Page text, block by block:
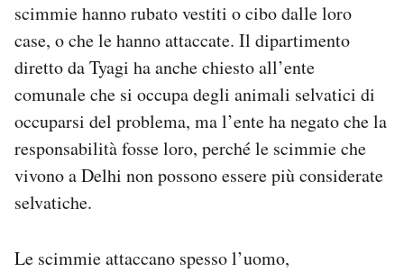
scimmie hanno rubato vestiti o cibo dalle loro
case, o che le hanno attaccate. Il dipartimento
diretto da Tyagi ha anche chiesto all’ente
comunale che si occupa degli animali selvatici di
occuparsi del problema, ma l’ente ha negato che la
responsabilità fosse loro, perché le scimmie che
vivono a Delhi non possono essere più considerate
selvatiche.
Le scimmie attaccano spesso l’uomo,